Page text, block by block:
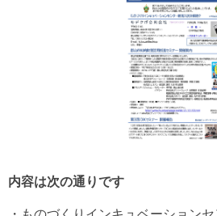
内容は次の通りです